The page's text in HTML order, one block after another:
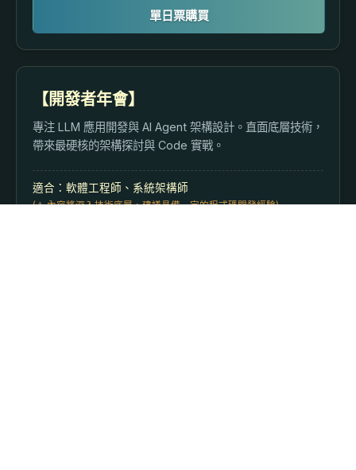
單日票購買
【開發者年會】
專注 LLM 應用開發與 AI Agent 架構設計。直面底層技術，
帶來最硬核的架構探討與 Code 實戰。
適合：軟體工程師、系統架構師
(⚠️ 內容將深入技術底層，建議具備一定的程式碼開發經驗)